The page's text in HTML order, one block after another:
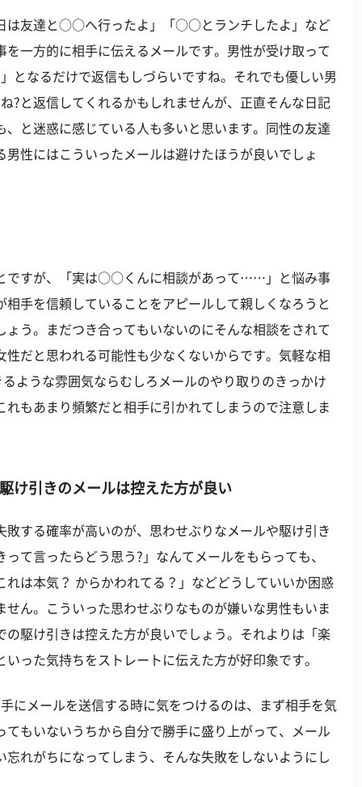
は友達と○○へ行ったよ」「○○とランチしたよ」など
を一方的に相手に伝えるメールです。男性が受け取って
となるだけで返信もしづらいですね。それでも優しい男
?と返信してくれるかもしれませんが、正直そんな日記
、と迷惑に感じている人も多いと思います。同性の友達
男性にはこういったメールは避けたほうが良いでしょ
ですが、「実は○○くんに相談があって……」と悩み事
相手を信頼していることをアピールして親しくなろうと
ょう。まだつき合ってもいないのにそんな相談をされて
性だと思われる可能性も少なくないからです。気軽な相
ような雰囲気ならむしろメールのやり取りのきっかけ
れもあまり頻繁だと相手に引かれてしまうので注意しま
け引きのメールは控えた方が良い
敗する確率が高いのが、思わせぶりなメールや駆け引き
て言ったらどう思う?」なんてメールをもらっても、
れは本気？ からかわれてる？」などどうしていいか困惑
せん。こういった思わせぶりなものが嫌いな男性もいま
の駆け引きは控えた方が良いでしょう。それよりは「楽
いった気持ちをストレートに伝えた方が好印象です。
にメールを送信する時に気をつけるのは、まず相手を気
てもいないうちから自分で勝手に盛り上がって、メール
忘れがちになってしまう、そんな失敗をしないようにし